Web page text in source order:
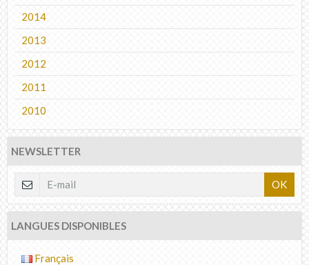
2014
2013
2012
2011
2010
NEWSLETTER
OK
LANGUES DISPONIBLES
Français